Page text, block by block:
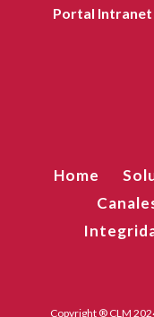
Portal Intranet
Home
Copyright ® CLM